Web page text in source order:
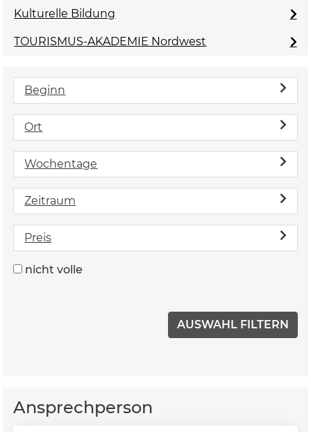
Kulturelle Bildung
TOURISMUS-AKADEMIE Nordwest
Beginn
Ort
Wochentage
Zeitraum
Preis
nicht volle
Ansprechperson